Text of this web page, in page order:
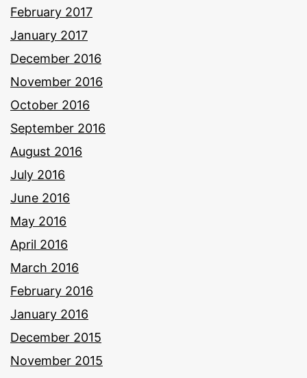
February 2017
January 2017
December 2016
November 2016
October 2016
September 2016
August 2016
July 2016
June 2016
May 2016
April 2016
March 2016
February 2016
January 2016
December 2015
November 2015